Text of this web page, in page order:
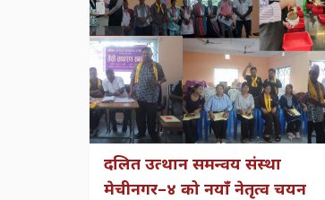
दलित उत्थान समन्वय संस्था
मेचीनगर–४ को नयाँ नेतृत्व चयन